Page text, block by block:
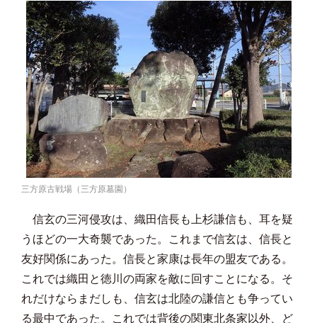
三方原古戦場（三方原墓園）
信玄の三河侵攻は、織田信長も上杉謙信も、耳を疑
うほどの一大奇襲であった。これまで信玄は、信長と
友好関係にあった。信長と家康は長年の盟友である。
これでは織田と徳川の両家を敵に回すことになる。そ
れだけならまだしも、信玄は北陸の謙信とも争ってい
る最中であった。これでは背後の関東北条家以外、ど